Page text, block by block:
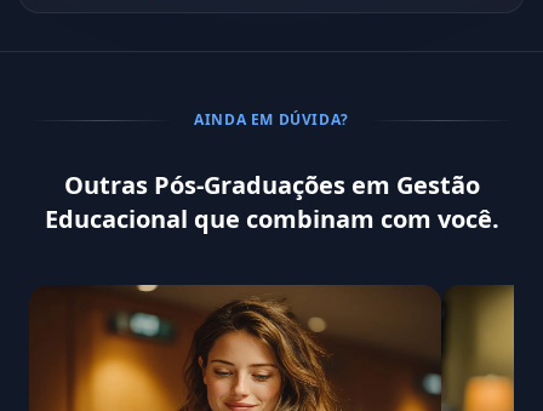
AINDA EM DÚVIDA?
Outras Pós-Graduações em Gestão
Educacional que combinam com você.